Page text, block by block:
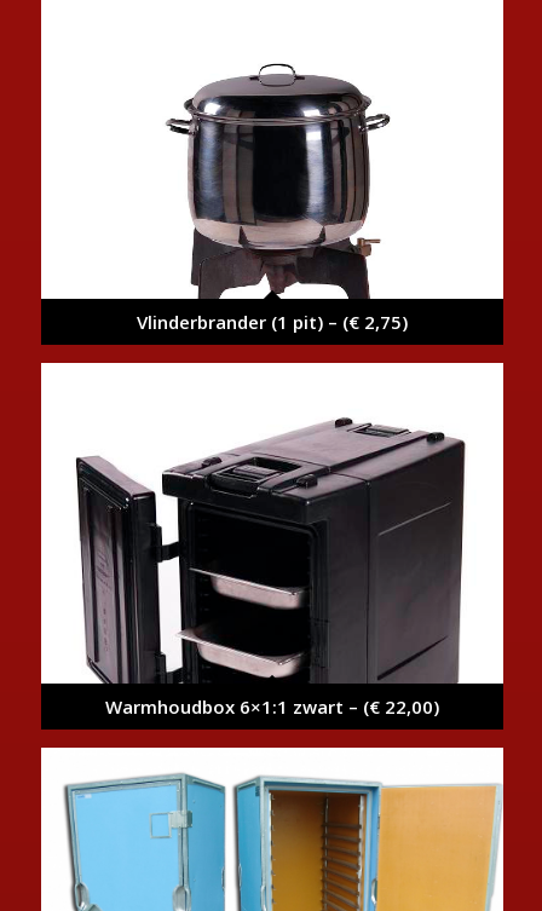
Vlinderbrander (1 pit) – (€ 2,75)
Warmhoudbox 6×1:1 zwart – (€ 22,00)